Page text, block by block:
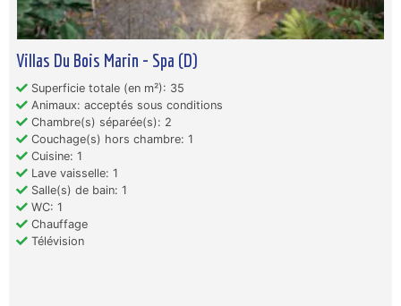
Villas Du Bois Marin - Spa (D)
Superficie totale (en m²): 35
Animaux: acceptés sous conditions
Chambre(s) séparée(s): 2
Couchage(s) hors chambre: 1
Cuisine: 1
Lave vaisselle: 1
Salle(s) de bain: 1
WC: 1
Chauffage
Télévision